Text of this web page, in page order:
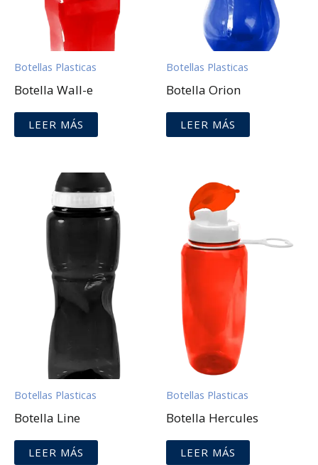
Botellas Plasticas
Botella Wall-e
LEER MÁS
Botellas Plasticas
Botella Orion
LEER MÁS
Botellas Plasticas
Botella Line
LEER MÁS
Botellas Plasticas
Botella Hercules
LEER MÁS